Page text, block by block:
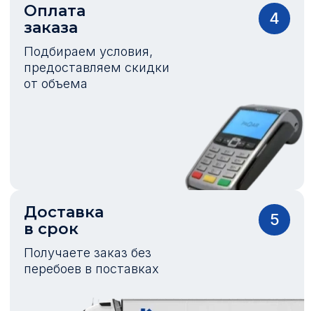
Оплата
заказа
Подбираем условия,
предоставляем скидки
от объема
4
Доставка
в срок
Получаете заказ без
перебоев в поставках
5